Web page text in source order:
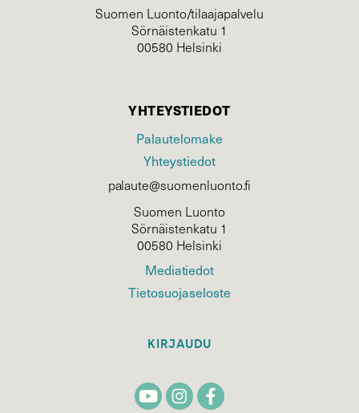
Suomen Luonto/tilaajapalvelu
Sörnäistenkatu 1
00580 Helsinki
YHTEYSTIEDOT
Palautelomake
Yhteystiedot
palaute@suomenluonto.fi
Suomen Luonto
Sörnäistenkatu 1
00580 Helsinki
Mediatiedot
Tietosuojaseloste
KIRJAUDU